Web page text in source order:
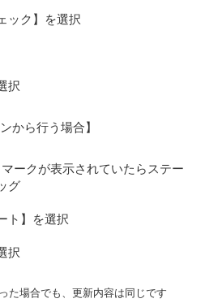
ック】を選択
択
から行う場合】
マークが表示されていたらステー
グ
ト】を選択
択
た場合でも、更新内容は同じです